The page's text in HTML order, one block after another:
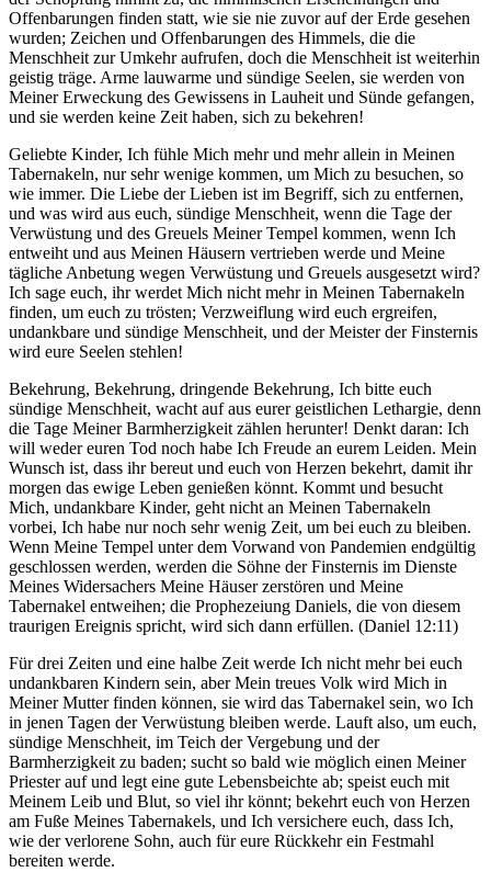
Offenbarungen finden statt, wie sie nie zuvor auf der Erde gesehen
wurden; Zeichen und Offenbarungen des Himmels, die die
Menschheit zur Umkehr aufrufen, doch die Menschheit ist weiterhin
geistig träge. Arme lauwarme und sündige Seelen, sie werden von
Meiner Erweckung des Gewissens in Lauheit und Sünde gefangen,
und sie werden keine Zeit haben, sich zu bekehren!
Geliebte Kinder, Ich fühle Mich mehr und mehr allein in Meinen
Tabernakeln, nur sehr wenige kommen, um Mich zu besuchen, so
wie immer. Die Liebe der Lieben ist im Begriff, sich zu entfernen,
und was wird aus euch, sündige Menschheit, wenn die Tage der
Verwüstung und des Greuels Meiner Tempel kommen, wenn Ich
entweiht und aus Meinen Häusern vertrieben werde und Meine
tägliche Anbetung wegen Verwüstung und Greuels ausgesetzt wird?
Ich sage euch, ihr werdet Mich nicht mehr in Meinen Tabernakeln
finden, um euch zu trösten; Verzweiflung wird euch ergreifen,
undankbare und sündige Menschheit, und der Meister der Finsternis
wird eure Seelen stehlen!
Bekehrung, Bekehrung, dringende Bekehrung, Ich bitte euch
sündige Menschheit, wacht auf aus eurer geistlichen Lethargie, denn
die Tage Meiner Barmherzigkeit zählen herunter! Denkt daran: Ich
will weder euren Tod noch habe Ich Freude an eurem Leiden. Mein
Wunsch ist, dass ihr bereut und euch von Herzen bekehrt, damit ihr
morgen das ewige Leben genießen könnt. Kommt und besucht
Mich, undankbare Kinder, geht nicht an Meinen Tabernakeln
vorbei, Ich habe nur noch sehr wenig Zeit, um bei euch zu bleiben.
Wenn Meine Tempel unter dem Vorwand von Pandemien endgültig
geschlossen werden, werden die Söhne der Finsternis im Dienste
Meines Widersachers Meine Häuser zerstören und Meine
Tabernakel entweihen; die Prophezeiung Daniels, die von diesem
traurigen Ereignis spricht, wird sich dann erfüllen. (Daniel 12:11)
Für drei Zeiten und eine halbe Zeit werde Ich nicht mehr bei euch
undankbaren Kindern sein, aber Mein treues Volk wird Mich in
Meiner Mutter finden können, sie wird das Tabernakel sein, wo Ich
in jenen Tagen der Verwüstung bleiben werde. Lauft also, um euch,
sündige Menschheit, im Teich der Vergebung und der
Barmherzigkeit zu baden; sucht so bald wie möglich einen Meiner
Priester auf und legt eine gute Lebensbeichte ab; speist euch mit
Meinem Leib und Blut, so viel ihr könnt; bekehrt euch von Herzen
am Fuße Meines Tabernakels, und Ich versichere euch, dass Ich,
wie der verlorene Sohn, auch für eure Rückkehr ein Festmahl
bereiten werde.